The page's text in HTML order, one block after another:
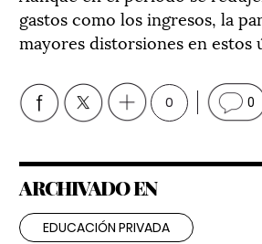
gastos como los ingresos, la
mayores distorsiones en estos
0 0
ARCHIVADO EN
EDUCACIÓN PRIVADA